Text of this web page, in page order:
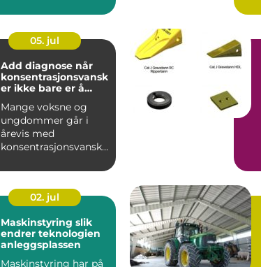
Mange ser derf...
05. jul
Add diagnose når
konsentrasjonsvansk
er ikke bare er å
Mange voksne og
ungdommer går i
årevis med
konsentrasjonsvanske
hvorfor. De oppleves
02. jul
Maskinstyring slik
endrer teknologien
anleggsplassen
Maskinstyring har på